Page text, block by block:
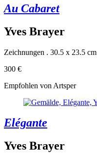
Au Cabaret
Yves Brayer
Zeichnungen . 30.5 x 23.5 cm
300 €
Empfohlen von Artsper
Elégante
Yves Brayer